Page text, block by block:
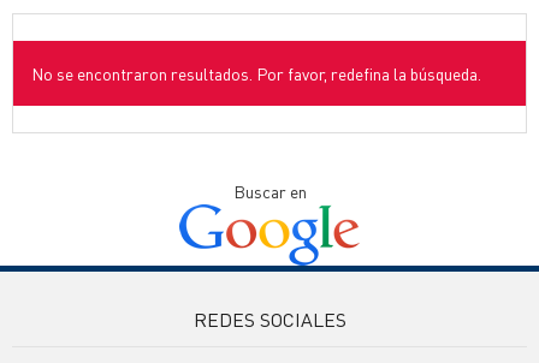
No se encontraron resultados. Por favor, redefina la búsqueda.
Buscar en
REDES SOCIALES